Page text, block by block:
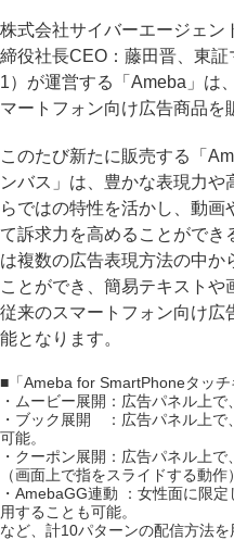
株式会社サイバーエージェン
締役社長CEO：藤田晋、東
1）が運営する「Ameba」は
マートフォン向け広告商品を
このたび新たに販売する「
ンバス」は、豊かな表現力
らではの特性を活かし、動画
て訴求力を高めることができ
は複数の広告表現方法の中か
ことができ、簡易テキストや
従来のスマートフォン向け広
能となります。
■「Ameba for SmartPhoneタッ
・ムービー展開：広告パネル上で
・ブック展開 ：広告パネル上で
可能。
・クーポン展開：広告パネル上
（画面上で指をスライドする動
・AmebaGG連動 ：女性面に限
用することも可能。
など、計10パターンの配信方法を